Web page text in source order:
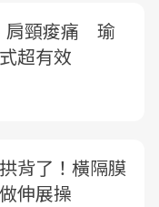
肩頸痠痛 瑜
超有效
背了！橫隔膜
伸展操